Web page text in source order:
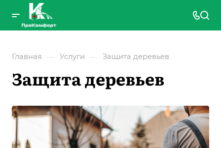
Главная — Услуги — Защита деревьев
Защита деревьев